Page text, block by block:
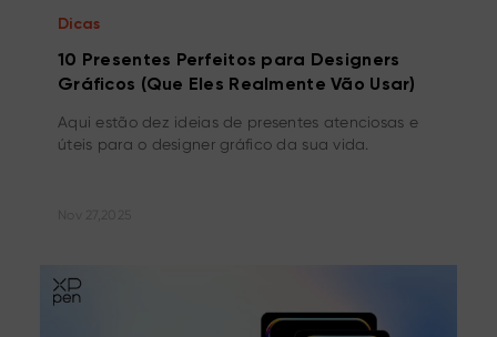
Dicas
10 Presentes Perfeitos para Designers
Gráficos (Que Eles Realmente Vão Usar)
Aqui estão dez ideias de presentes atenciosas e
úteis para o designer gráfico da sua vida.